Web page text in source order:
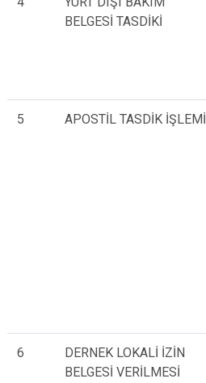
BELGESİ TASDİKİ
5 APOSTİL TASDİK İŞLEMİ
6
DERNEK LOKALİ İZİN
BELGESİ VERİLMESİ